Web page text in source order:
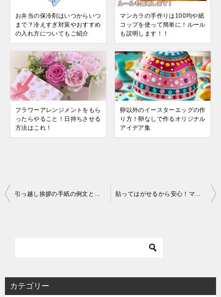
お弁当の保冷剤はいつからいつ
まで？冷えすぎ対策やおすすめ
の入れ方についてもご紹介
マンカラの手作りは100均や紙
コップを使って簡単に！ルール
も説明します！！
フラワーアレンジメントをもら
ったらやること！日持ちさせる
方法はこれ！
卵以外のイースターエッグの作
り方！卵なしで作るオリジナル
アイデア集
投
シ
引っ越し挨拶の手紙の例文と封筒の選び方！ 貼ってはがせるから安心！マスキングテープ壁に貼っても大丈夫の真実
カテゴリー